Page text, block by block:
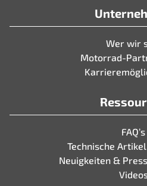
Wer wir
Motorrad-
FAQ’s
Technische
Neuigkeiten &